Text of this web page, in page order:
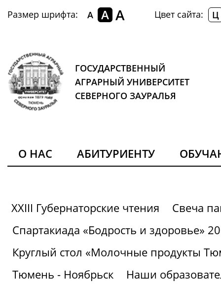
Размер шрифта: A A A Цвет сайта: Ц
ГОСУДАРСТВЕННЫЙ
АГРАРНЫЙ УНИВЕРСИТЕТ
СЕВЕРНОГО ЗАУРАЛЬЯ
О НАС АБИТУРИЕНТУ
XXIII Губернаторские чтения
Свеча
Спартакиада «Бодрость и здоровье»
Круглый стол «Молочные продукты
Тюмень - Ноябрьск
Наши